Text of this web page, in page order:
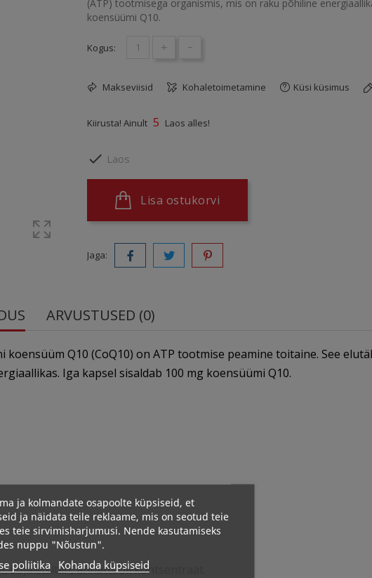
(ATP) tootmisega organismis, mis on raku põhiline
koensüümi Q10.
Kogus: + -
Makseviisid Kohaletoimetamine Küsi küsimus
Kiirusta! Ainult 5 Laos alles!
 Laos
Lisa ostukorvi
Jaga:
ARVUSTUSED (0)
Q10 (CoQ10) on ATP tootmise peamine toitaine. See
Iga kapsel sisaldab 100 mg koensüümi Q10.
sojaletsitiin, annattoõli kontsentraat.
ja kolmandate osapoolte küpsiseid, et
ja näidata teile reklaame, mis on seotud teie
teie sirvimisharjumusi. Nende kasutamiseks
nuppu "Nõustun".
poliitika Kohanda küpsiseid